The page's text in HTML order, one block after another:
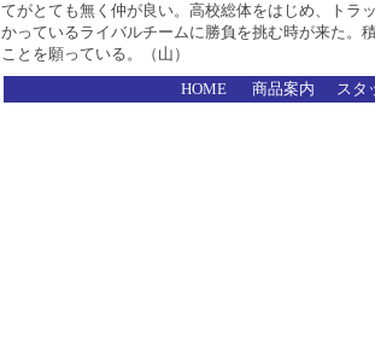
てがとても無く仲が良い。高校総体をはじめ、トラ
かっているライバルチームに勝負を挑む時が来た。
ことを願っている。（山）
HOME
商品案内 スタ